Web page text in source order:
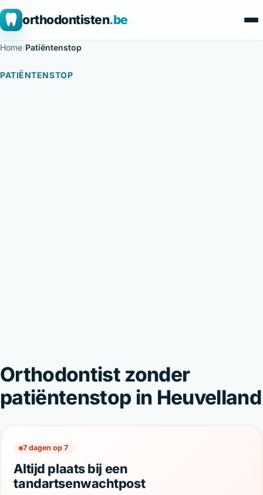
orthodontisten.be
Home/Patiëntenstop
PATIËNTENSTOP
Orthodontist zonder
patiëntenstop in Heuvelland
7 dagen op 7
Altijd plaats bij een
tandartsenwachtpost